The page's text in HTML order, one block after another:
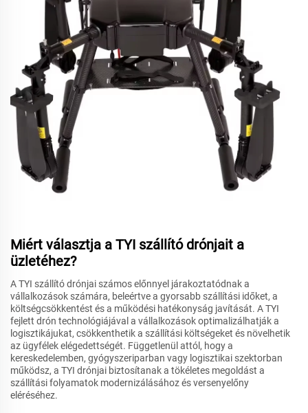
Miért választja a TYI szállító drónjait a
üzletéhez?
A TYI szállító drónjai számos előnnyel járakoztatódnak a
vállalkozások számára, beleértve a gyorsabb szállítási időket, a
költségcsökkentést és a működési hatékonyság javítását. A TYI
fejlett drón technológiájával a vállalkozások optimalizálhatják a
logisztikájukat, csökkenthetik a szállítási költségeket és növelhetik
az ügyfélek elégedettségét. Függetlenül attól, hogy a
kereskedelemben, gyógyszeriparban vagy logisztikai szektorban
működsz, a TYI drónjai biztosítanak a tökéletes megoldást a
szállítási folyamatok modernizálásához és versenyelőny
eléréséhez.